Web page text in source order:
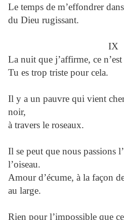
Le temps de m’effondrer
du Dieu rugissant.
IX
La nuit que j’affirme, ce
Tu es trop triste pour cela.
Il y a un pauvre qui vient
noir,
à travers le roseaux.
Il se peut que nous passions
l’oiseau.
Amour d’écume, à la façon
au large.
Rien pour l’impossible que